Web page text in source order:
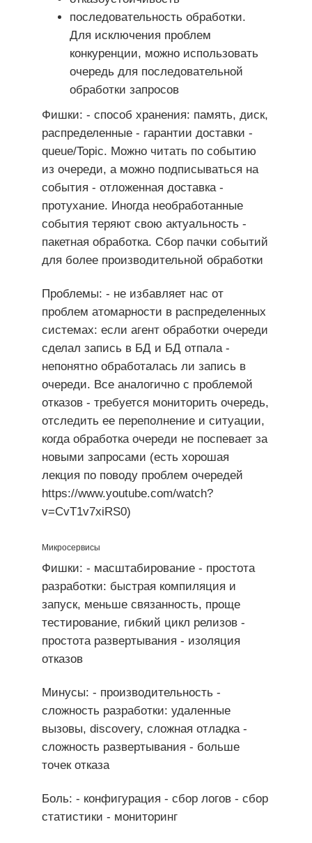
последовательность обработки.
Для исключения проблем
конкуренции, можно использовать
очередь для последовательной
обработки запросов
Фишки: - cпособ хранения: память, диск,
распределенные - гарантии доставки -
queue/Topic. Можно читать по событию
из очереди, а можно подписываться на
события - отложенная доставка -
протухание. Иногда необработанные
события теряют свою актуальность -
пакетная обработка. Сбор пачки событий
для более производительной обработки
Проблемы: - не избавляет нас от
проблем атомарности в распределенных
системах: если агент обработки очереди
сделал запись в БД и БД отпала -
непонятно обработалась ли запись в
очереди. Все аналогично с проблемой
отказов - требуется мониторить очередь,
отследить ее переполнение и ситуации,
когда обработка очереди не поспевает за
новыми запросами (есть хорошая
лекция по поводу проблем очередей
https://www.youtube.com/watch?
v=CvT1v7xiRS0)
Микросервисы
Фишки: - масштабирование - простота
разработки: быстрая компиляция и
запуск, меньше связанность, проще
тестирование, гибкий цикл релизов -
простота развертывания - изоляция
отказов
Минусы: - производительность -
сложность разработки: удаленные
вызовы, discovery, сложная отладка -
сложность развертывания - больше
точек отказа
Боль: - конфигурация - сбор логов - сбор
статистики - мониторинг